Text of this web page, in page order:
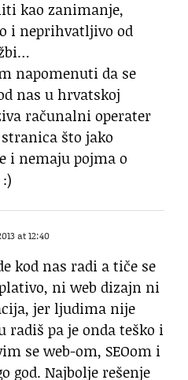
kao zanimanje,
i neprihvatljivo od
napomenuti da se
nas u hrvatskoj
računalni operater
što jako
i nemaju pojma o
at 12:40
kod nas radi a tiče se
ni web dizajn ni
jer ljudima nije
radiš pa je onda teško i
se web-om, SEOom i
god. Najbolje rešenje